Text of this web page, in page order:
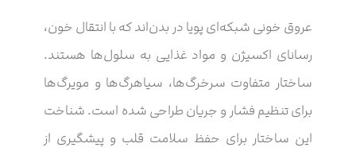
عروق خونی شبکه‌ای پویا در بدن‌اند که با انتقال خون،
رسانای اکسیژن و مواد غذایی به سلول‌ها هستند.
ساختار متفاوت سرخرگ‌ها، سیاهرگ‌ها و مویرگ‌ها
برای تنظیم فشار و جریان طراحی شده است. شناخت
این ساختار برای حفظ سلامت قلب و پیشگیری از